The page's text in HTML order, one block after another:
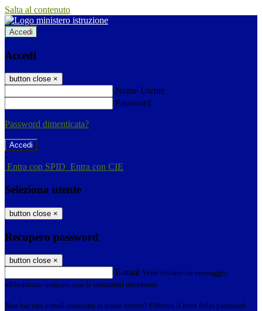
Salta al contenuto
Accedi
Accedi
button close ×
Nome Utente
Password
Password dimenticata?
-
Entra con SPID Entra con CIE
Seleziona utente
button close ×
Recupero password
button close ×
E-mail Verrà inviato un messaggio
all'indirizzo indicato con le istruzioni necessarie.
Non hai una e-mail associata al nome utente? Effettua il reset della password